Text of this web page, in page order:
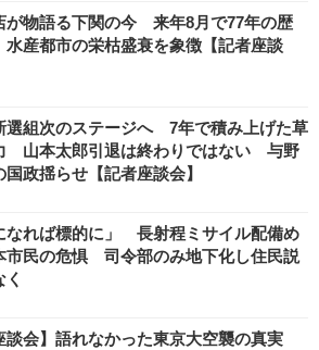
が物語る下関の今 来年8月で77年の歴
産都市の栄枯盛衰を象徴【記者座談
選組次のステージへ 7年で積み上げた草
山本太郎引退は終わりではない 与野
国政揺らせ【記者座談会】
なれば標的に」 長射程ミサイル配備め
市民の危惧 司令部のみ地下化し住民説
く
談会】語れなかった東京大空襲の真実